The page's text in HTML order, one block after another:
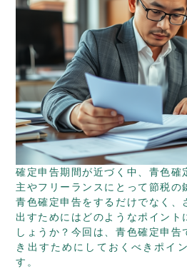
確定申告期間が近づく中、青色確
主やフリーランスにとって節税の
青色確定申告をするだけでなく、
出すためにはどのようなポイント
しょうか？今回は、青色確定申告
き出すためにしておくべきポイ
す。